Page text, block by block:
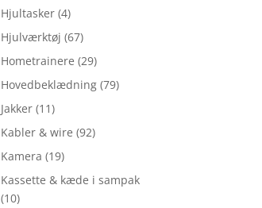
Hjultasker (4)
Hjulværktøj (67)
Hometrainere (29)
Hovedbeklædning (79)
Jakker (11)
Kabler & wire (92)
Kamera (19)
Kassette & kæde i sampak
(10)